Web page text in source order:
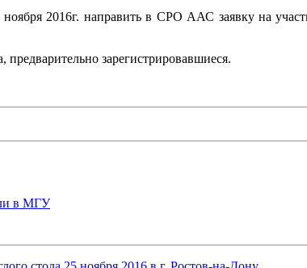
ноября 2016г. направить в СРО ААС заявку на
предварительно зарегистрировавшиеся.
в МГУ